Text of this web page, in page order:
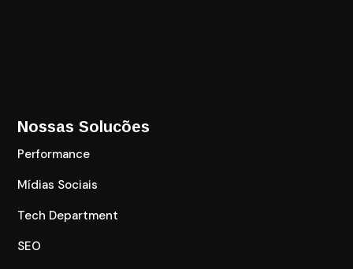
Nossas Solucões
Performance
Mídias Sociais
Tech Department
SEO